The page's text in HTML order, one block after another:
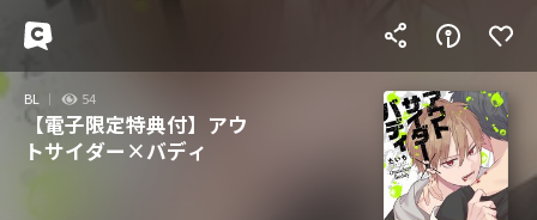
BL 54
【電子限定特典付】アウ
トサイダー×バディ